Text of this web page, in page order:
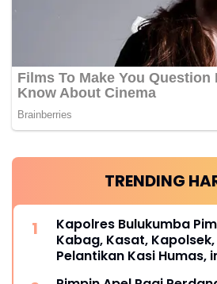
TRENDING
Kapolres Bulukumba
Kabag, Kasat,
Pelantikan Kasi Humas,